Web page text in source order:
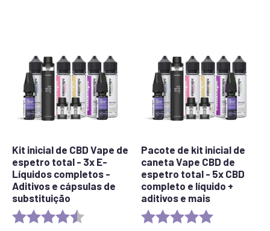
Kit inicial de CBD Vape de
espetro total - 3x E-
Líquidos completos -
Aditivos e cápsulas de
substituição
Rating: 4.7 out of 5 stars
Pacote de kit inicial de
caneta Vape CBD de
espetro total - 5x CBD
completo e líquido +
aditivos e mais
Rating: